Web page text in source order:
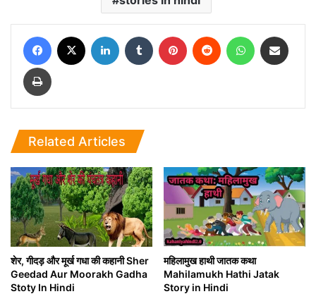
Facebook LinkedIn Tumblr Pinterest Reddit WhatsApp
Print
Related Articles
शेर, गीदड़ और मूर्ख गधा की कहानी Sher
Geedad Aur Moorakh Gadha
Stoty In Hindi
महिलामुख हाथी जातक कथा
Mahilamukh Hathi Jatak
Story in Hindi